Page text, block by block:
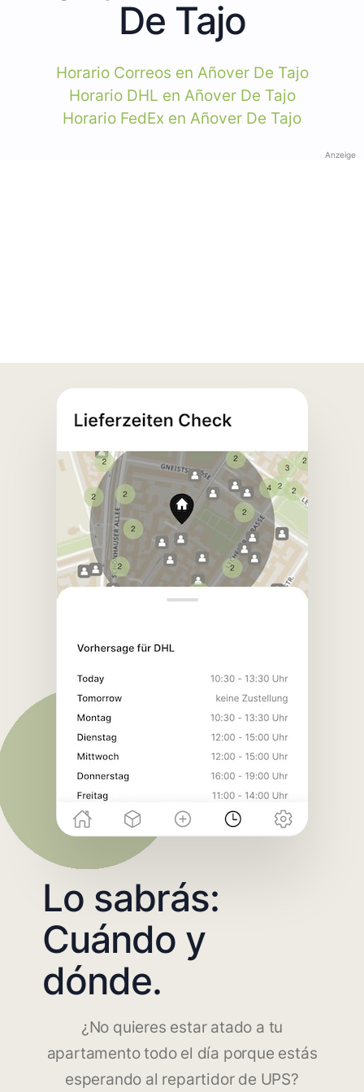
De Tajo
Horario Correos en Añover De Tajo
Horario DHL en Añover De Tajo
Horario FedEx en Añover De Tajo
Anzeige
Lo sabrás:
Cuándo y
dónde.
¿No quieres estar atado a tu
apartamento todo el día porque estás
esperando al repartidor de UPS?